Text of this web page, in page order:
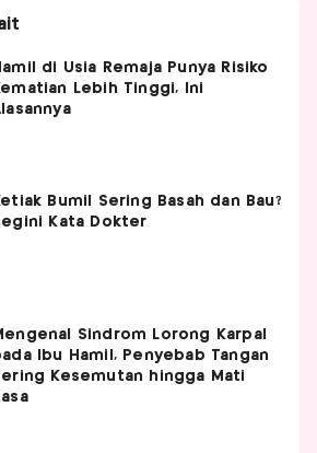
di Usia Remaja Punya Risiko
Lebih Tinggi, Ini
Bumil Sering Basah dan Bau?
Kata Dokter
Sindrom Lorong Karpal
Ibu Hamil, Penyebab Tangan
Kesemutan hingga Mati